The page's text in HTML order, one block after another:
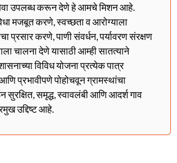
सेवा उपलब्ध करून देणे हे आमचे मिशन आहे.
मजबूत करणे, स्वच्छता व आरोग्याला
प्रसार करणे, पाणी संवर्धन, पर्यावरण संरक्षण
चालना देणे यासाठी आम्ही सातत्याने
विविध योजना प्रत्येक पात्र
प्रभावीपणे पोहोचवून ग्रामस्थांचा
समृद्ध, स्वावलंबी आणि आदर्श गाव
उद्दिष्ट आहे.